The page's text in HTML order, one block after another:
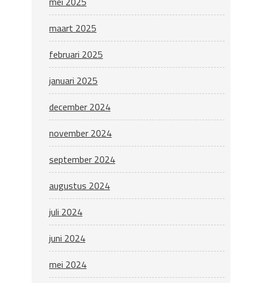
maart 2025
februari 2025
januari 2025
december 2024
november 2024
september 2024
augustus 2024
juli 2024
juni 2024
mei 2024